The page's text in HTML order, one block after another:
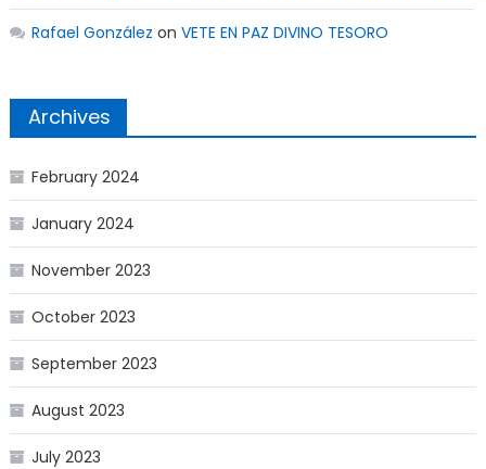
Rafael González on VETE EN PAZ DIVINO TESORO
Archives
February 2024
January 2024
November 2023
October 2023
September 2023
August 2023
July 2023